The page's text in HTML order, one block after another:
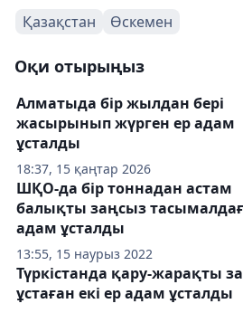
Қазақстан Өскемен
Оқи отырыңыз
18:37, 15 қаңтар 2026
Алматыда бір жылдан бері
жасырынып жүрген ер адам
ұсталды
13:55, 15 наурыз 2022
ШҚО-да бір тоннадан астам
балықты заңсыз
адам ұсталды
Түркістанда қару-жарақты
ұстаған екі ер адам ұсталды